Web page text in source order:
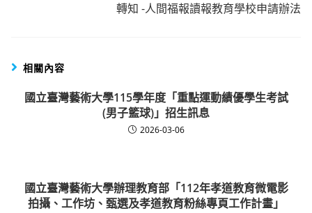
轉知 -人間福報讀報教育學校申請辦法
相關內容
國立臺灣藝術大學115學年度「重點運動績優學生考試
(男子籃球)」招生訊息
2026-03-06
國立臺灣藝術大學辦理教育部「112年孝道教育微電影
拍攝、工作坊、甄選及孝道教育粉絲專頁工作計畫」